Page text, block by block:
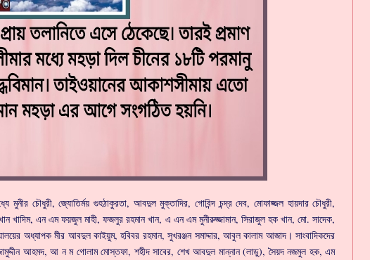
মুনীর চৌধুরী, জ্যোতির্ময় গুহঠাকুরতা, আবদুল মুক্তাদির, গোবিন্দ চন্দ্র দেব, মোফাজ্জল হায়দার চৌধুরী,
খাদিম, এন এম ফয়জুল মাহী, ফজলুর রহমান খান, এ এন এম মুনীরুজ্জামান, সিরাজুল হক খান, মো. সাদেক,
অধ্যাপক মীর আবদুল কাইয়ুম, হবিবর রহমান, সুখরঞ্জন সমাদ্দার, আবুল কালাম আজাদ। সাংবাদিকদের
আহমদ, আ ন ম গোলাম মোস্তফা, শহীদ সাবের, শেখ আবদুল মান্নান (লাডু), সৈয়দ নজমুল হক, এম